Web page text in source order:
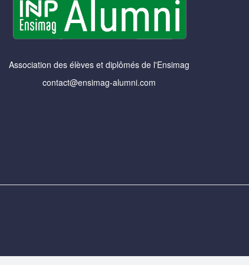
Association des élèves et diplômés de l'Ensimag
contact@ensimag-alumni.com